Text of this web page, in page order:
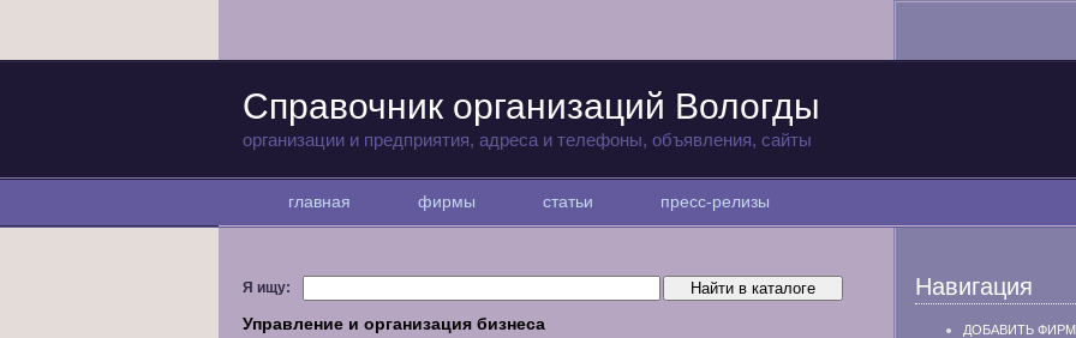
Справочник организаций Вологды
организации и предприятия, адреса и телефоны, объявления, сайты
главная фирмы статьи пресс-релизы
Я ищу:
Управление и организация бизнеса
Навигация
ДОБАВИТЬ